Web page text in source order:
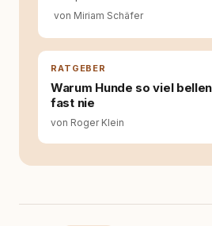
von Miriam Schäfer
RATGEBER
Warum Hunde so viel
fast nie
von Roger Klein